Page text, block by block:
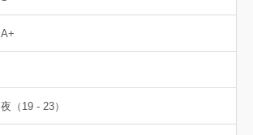
A+
夜（19 - 23）